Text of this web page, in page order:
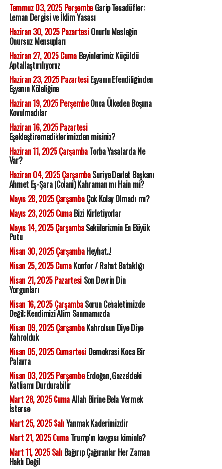
Temmuz 03, 2025 PerşembeGarip Tesadüfler:
Leman Dergisi ve İklim Yasası
Haziran 30, 2025 PazartesiOnurlu Mesleğin
Onursuz Mensupları
Haziran 27, 2025 CumaBeyinlerimiz Küçüldü
Aptallaştırılıyoruz
Haziran 23, 2025 PazartesiEşyanın Efendiliğinden
Eşyanın Köleliğine
Haziran 19, 2025 PerşembeOnca Ülkeden Boşuna
Kovulmadılar
Haziran 16, 2025 Pazartesi
Eşekleştiremediklerimizden misiniz?
Haziran 11, 2025 ÇarşambaTorba Yasalarda Ne
Var?
Haziran 04, 2025 ÇarşambaSuriye Devlet Başkanı
Ahmet Eş-Şara (Colani) Kahraman mı Hain mi?
Mayıs 28, 2025 ÇarşambaÇok Kolay Olmadı mı?
Mayıs 23, 2025 CumaBizi Kirletiyorlar
Mayıs 14, 2025 ÇarşambaSekülerizmin En Büyük
Putu
Nisan 30, 2025 ÇarşambaHeyhat..!
Nisan 25, 2025 CumaKonfor / Rahat Bataklığı
Nisan 21, 2025 PazartesiSon Devrin Din
Yorgunları
Nisan 16, 2025 ÇarşambaSorun Cehaletimizde
Değil; Kendimizi Alim Sanmamızda
Nisan 09, 2025 ÇarşambaKahrolsun Diye Diye
Kahrolduk
Nisan 05, 2025 CumartesiDemokrasi Koca Bir
Palavra
Nisan 03, 2025 PerşembeErdoğan, Gazze'deki
Katliamı Durdurabilir
Mart 28, 2025 CumaAllah Birine Bela Vermek
İsterse
Mart 25, 2025 SalıYanmak Kaderimizdir
Mart 21, 2025 CumaTrump'ın kavgası kiminle?
Mart 11, 2025 SalıBağırıp Çağıranlar Her Zaman
Haklı Değil